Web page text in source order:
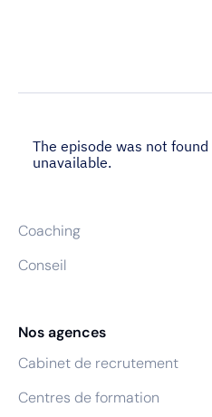
Recrutement
Coaching
Conseil
Nos agences
Cabinet de recrutement
Centres de formation